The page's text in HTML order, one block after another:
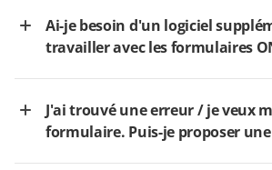
Ai-je besoin d'un logiciel
travailler avec les formulaires
J'ai trouvé une erreur / je veux
formulaire. Puis-je proposer